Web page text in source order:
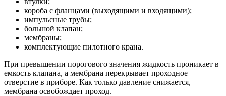
короба с фланцами (выходящими и входящими);
импульсные трубы;
большой клапан;
мембраны;
комплектующие пилотного крана.
При превышении порогового значения жидкость проникает в
емкость клапана, а мембрана перекрывает проходное
отверстие в приборе. Как только давление снижается,
мембрана освобождает проход.